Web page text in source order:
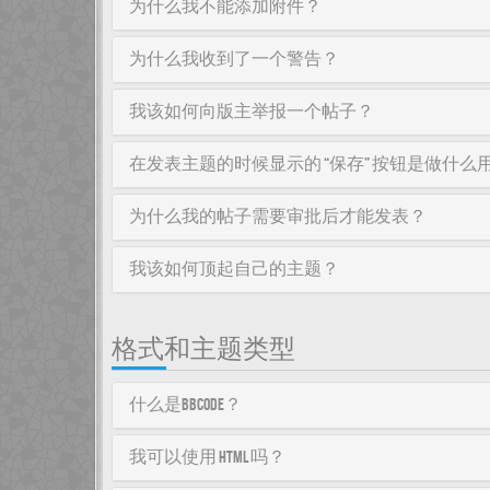
为什么我不能添加附件？
为什么我收到了一个警告？
我该如何向版主举报一个帖子？
在发表主题的时候显示的 “保存” 按钮是做什么
为什么我的帖子需要审批后才能发表？
我该如何顶起自己的主题？
格式和主题类型
什么是BBCode？
我可以使用 HTML 吗？